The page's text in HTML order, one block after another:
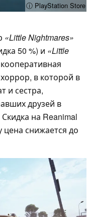
ⓘ PlayStation Store
«Little Nightmares»
50 %) и «Little
в которой в
и сестра,
друзей в
на Reanimal
цена снижается до